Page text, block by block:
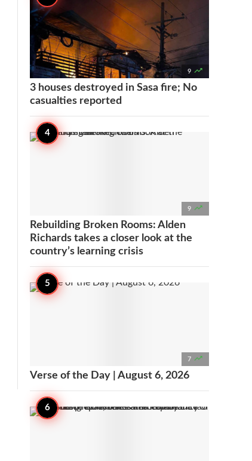
9 
3 houses destroyed in Sasa fire; No
casualties reported
9 
Rebuilding Broken Rooms: Alden
Richards takes a closer look at the
country’s learning crisis
7 
Verse of the Day | August 6, 2026